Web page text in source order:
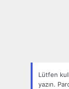
Lütfen
yazın.